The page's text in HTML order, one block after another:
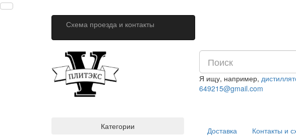
Схема проезда и контакты
Я ищу, например,
649215@gmail.com
Доставка Контакты и
Категории